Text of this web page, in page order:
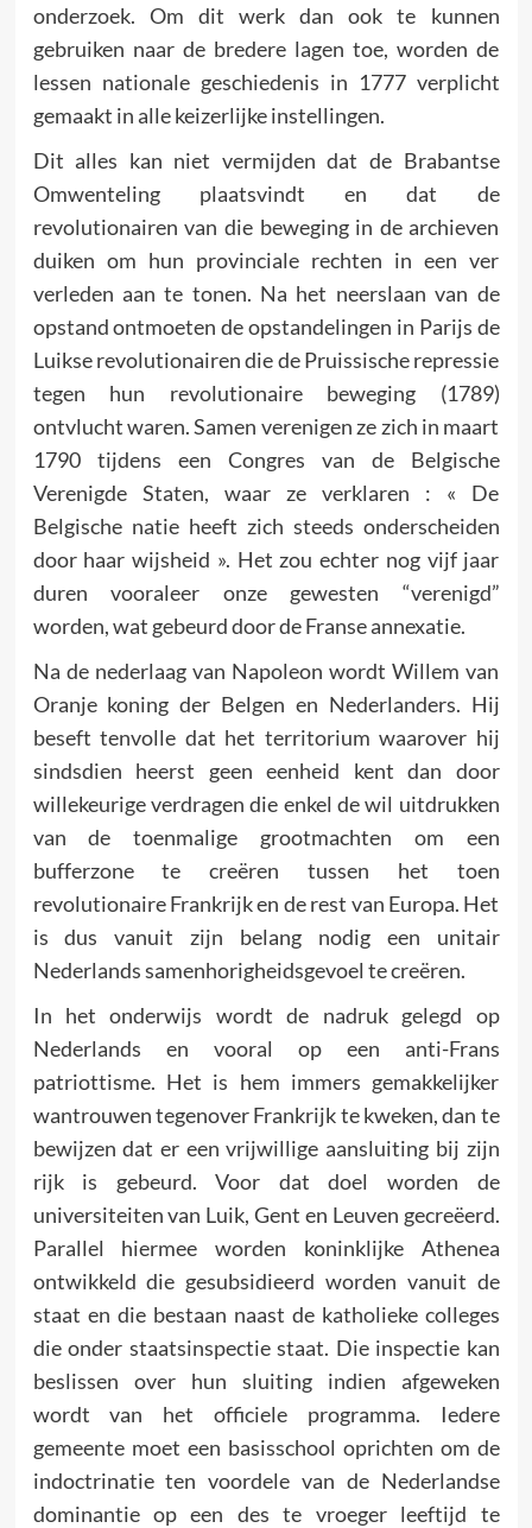
onderzoek. Om dit werk dan ook te kunnen
gebruiken naar de bredere lagen toe, worden de
lessen nationale geschiedenis in 1777 verplicht
gemaakt in alle keizerlijke instellingen.
Dit alles kan niet vermijden dat de Brabantse
Omwenteling plaatsvindt en dat de
revolutionairen van die beweging in de archieven
duiken om hun provinciale rechten in een ver
verleden aan te tonen. Na het neerslaan van de
opstand ontmoeten de opstandelingen in Parijs de
Luikse revolutionairen die de Pruissische repressie
tegen hun revolutionaire beweging (1789)
ontvlucht waren. Samen verenigen ze zich in maart
1790 tijdens een Congres van de Belgische
Verenigde Staten, waar ze verklaren : « De
Belgische natie heeft zich steeds onderscheiden
door haar wijsheid ». Het zou echter nog vijf jaar
duren vooraleer onze gewesten “verenigd”
worden, wat gebeurd door de Franse annexatie.
Na de nederlaag van Napoleon wordt Willem van
Oranje koning der Belgen en Nederlanders. Hij
beseft tenvolle dat het territorium waarover hij
sindsdien heerst geen eenheid kent dan door
willekeurige verdragen die enkel de wil uitdrukken
van de toenmalige grootmachten om een
bufferzone te creëren tussen het toen
revolutionaire Frankrijk en de rest van Europa. Het
is dus vanuit zijn belang nodig een unitair
Nederlands samenhorigheidsgevoel te creëren.
In het onderwijs wordt de nadruk gelegd op
Nederlands en vooral op een anti-Frans
patriottisme. Het is hem immers gemakkelijker
wantrouwen tegenover Frankrijk te kweken, dan te
bewijzen dat er een vrijwillige aansluiting bij zijn
rijk is gebeurd. Voor dat doel worden de
universiteiten van Luik, Gent en Leuven gecreëerd.
Parallel hiermee worden koninklijke Athenea
ontwikkeld die gesubsidieerd worden vanuit de
staat en die bestaan naast de katholieke colleges
die onder staatsinspectie staat. Die inspectie kan
beslissen over hun sluiting indien afgeweken
wordt van het officiele programma. Iedere
gemeente moet een basisschool oprichten om de
indoctrinatie ten voordele van de Nederlandse
dominantie op een des te vroeger leeftijd te